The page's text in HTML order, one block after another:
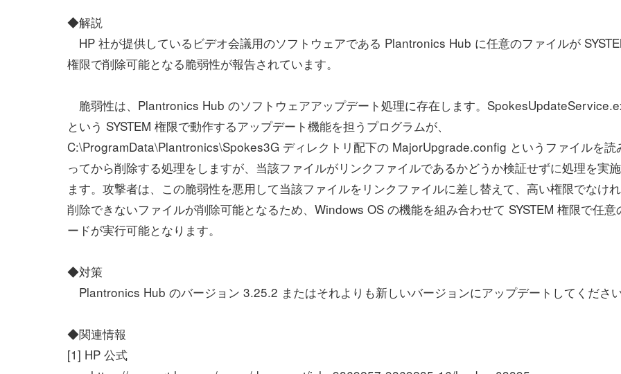
◆解説
HP 社が提供しているビデオ会議用のソフトウェアである Plantronics Hub に任意のファイルが
権限で削除可能となる脆弱性が報告されています。
脆弱性は、Plantronics Hub のソフトウェアアップデート処理に存在します。
という SYSTEM 権限で動作するアップデート機能を担うプログラムが、
C:\ProgramData\Plantronics\Spokes3G ディレクトリ配下の MajorUpgrade.config というファイルを読
ってから削除する処理をしますが、当該ファイルがリンクファイルであるかどうか検証せずに処理を実
ます。攻撃者は、この脆弱性を悪用して当該ファイルをリンクファイルに差し替えて、高い権限でなけ
削除できないファイルが削除可能となるため、Windows OS の機能を組み合わせて SYSTEM 権限で任意
ードが実行可能となります。
◆対策
Plantronics Hub のバージョン 3.25.2 またはそれよりも新しいバージョンにアップデートしてください
◆関連情報
[1] HP 公式